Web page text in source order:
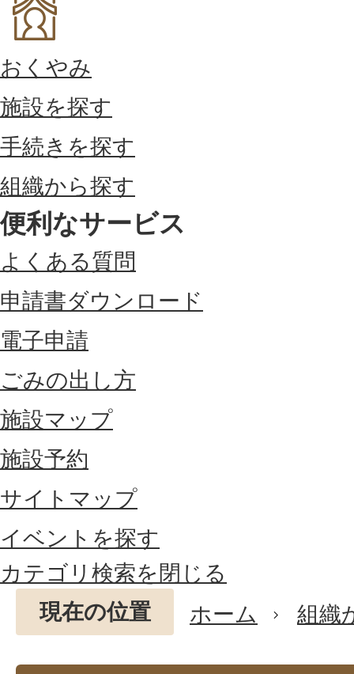
おくやみ
施設を探す
手続きを探す
組織から探す
便利なサービス
よくある質問
申請書ダウンロード
電子申請
ごみの出し方
施設マップ
施設予約
サイトマップ
イベントを探す
カテゴリ検索を閉じる
現在の位置
ホーム 組織